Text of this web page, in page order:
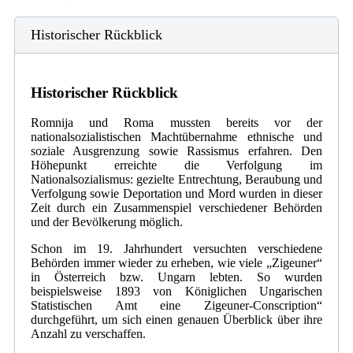
Historischer Rückblick
Historischer Rückblick
Romnija und Roma mussten bereits vor der
nationalsozialistischen Machtübernahme ethnische und
soziale Ausgrenzung sowie Rassismus erfahren. Den
Höhepunkt erreichte die Verfolgung im
Nationalsozialismus: gezielte Entrechtung, Beraubung und
Verfolgung sowie Deportation und Mord wurden in dieser
Zeit durch ein Zusammenspiel verschiedener Behörden
und der Bevölkerung möglich.
Schon im 19. Jahrhundert versuchten verschiedene
Behörden immer wieder zu erheben, wie viele „Zigeuner“
in Österreich bzw. Ungarn lebten. So wurden
beispielsweise 1893 von Königlichen Ungarischen
Statistischen Amt eine Zigeuner-Conscription“
durchgeführt, um sich einen genauen Überblick über ihre
Anzahl zu verschaffen.